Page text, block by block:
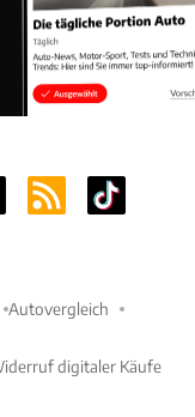
Autovergleich
digitaler Käufe